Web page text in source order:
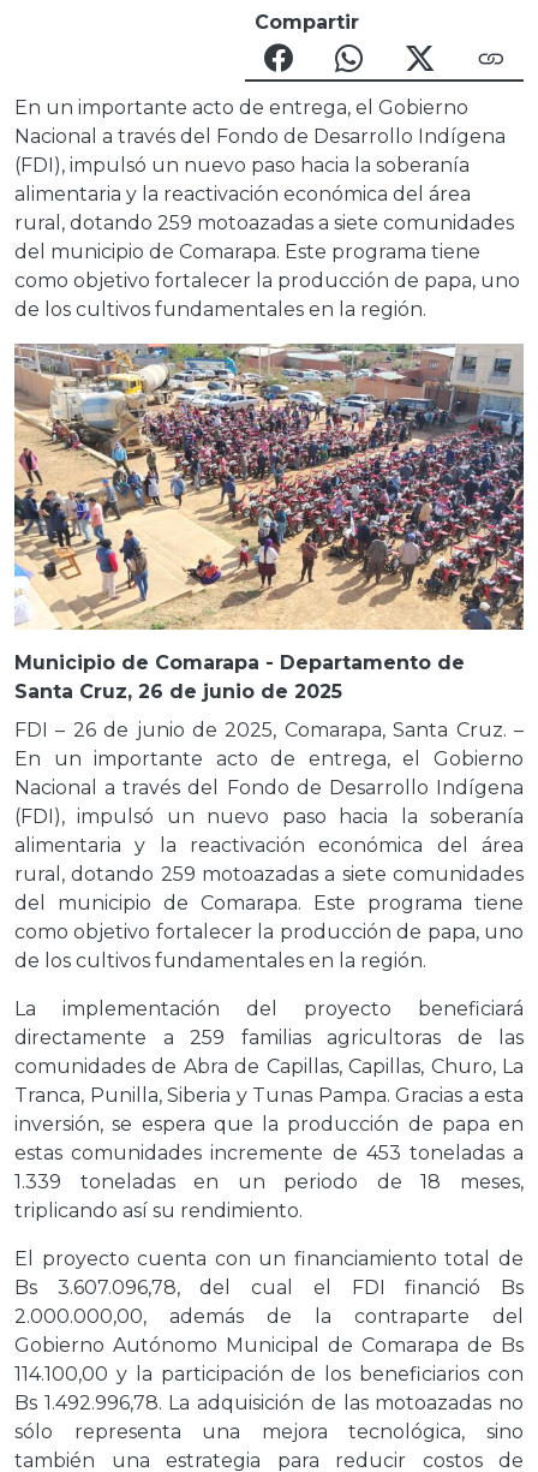
Compartir
En un importante acto de entrega, el Gobierno
Nacional a través del Fondo de Desarrollo Indígena
(FDI), impulsó un nuevo paso hacia la soberanía
alimentaria y la reactivación económica del área
rural, dotando 259 motoazadas a siete comunidades
del municipio de Comarapa. Este programa tiene
como objetivo fortalecer la producción de papa, uno
de los cultivos fundamentales en la región.
Municipio de Comarapa - Departamento de
Santa Cruz, 26 de junio de 2025
FDI – 26 de junio de 2025, Comarapa, Santa Cruz. –
En un importante acto de entrega, el Gobierno
Nacional a través del Fondo de Desarrollo Indígena
(FDI), impulsó un nuevo paso hacia la soberanía
alimentaria y la reactivación económica del área
rural, dotando 259 motoazadas a siete comunidades
del municipio de Comarapa. Este programa tiene
como objetivo fortalecer la producción de papa, uno
de los cultivos fundamentales en la región.
La implementación del proyecto beneficiará
directamente a 259 familias agricultoras de las
comunidades de Abra de Capillas, Capillas, Churo, La
Tranca, Punilla, Siberia y Tunas Pampa. Gracias a esta
inversión, se espera que la producción de papa en
estas comunidades incremente de 453 toneladas a
1.339 toneladas en un periodo de 18 meses,
triplicando así su rendimiento.
El proyecto cuenta con un financiamiento total de
Bs 3.607.096,78, del cual el FDI financió Bs
2.000.000,00, además de la contraparte del
Gobierno Autónomo Municipal de Comarapa de Bs
114.100,00 y la participación de los beneficiarios con
Bs 1.492.996,78. La adquisición de las motoazadas no
sólo representa una mejora tecnológica, sino
también una estrategia para reducir costos de